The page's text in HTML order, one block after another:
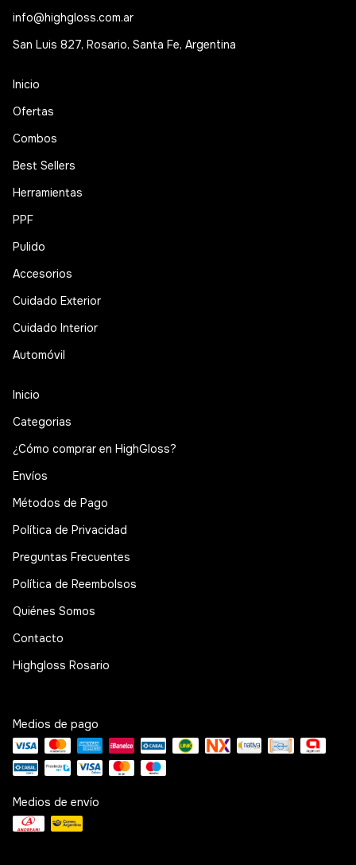
info@highgloss.com.ar
San Luis 827, Rosario, Santa Fe, Argentina
Inicio
Ofertas
Combos
Best Sellers
Herramientas
PPF
Pulido
Accesorios
Cuidado Exterior
Cuidado Interior
Automóvil
Inicio
Categorias
¿Cómo comprar en HighGloss?
Envíos
Métodos de Pago
Política de Privacidad
Preguntas Frecuentes
Política de Reembolsos
Quiénes Somos
Contacto
Highgloss Rosario
Medios de pago
Medios de envío